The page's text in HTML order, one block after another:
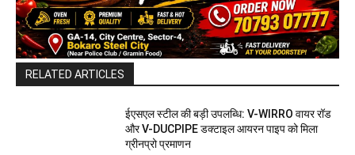
RELATED ARTICLES
ईएसएल स्टील की बड़ी उपलब्धि: V-WIRRO वायर रॉड
और V-DUCPIPE डक्टाइल आयरन पाइप को मिला
ग्रीनप्रो प्रमाणन